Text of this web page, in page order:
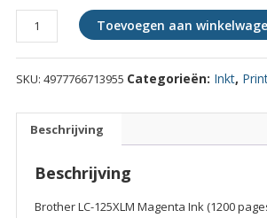
Brother
LC-
125XLM
Magenta
Toevoegen aan
SKU: 4977766713955 Categorieën: Inkt,
Beschrijving
Beschrijving
Brother LC-125XLM Magenta Ink (1200